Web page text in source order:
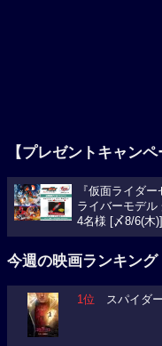
【プレゼントキャンペ
『仮面ライダ
ライバーモデル
4名様 [〆8/6(木)]
今週の映画ランキング
1位 スパイダ